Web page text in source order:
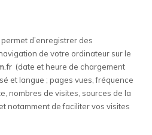
d’enregistrer des
de votre ordinateur sur le
(date et heure de chargement
et langue ; pages vues, fréquence
nombres de visites, sources de la
notamment de faciliter vos visites